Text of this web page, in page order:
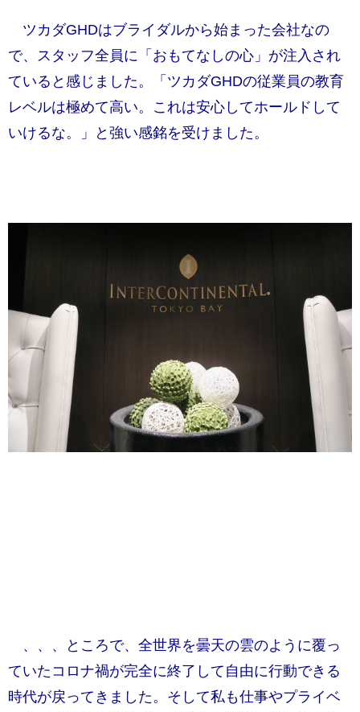
ツカダGHDはブライダルから始まった会社なの
で、スタッフ全員に「おもてなしの心」が注入され
ていると感じました。「ツカダGHDの従業員の教育
レベルは極めて高い。これは安心してホールドして
いけるな。」と強い感銘を受けました。
、、、ところで、全世界を曇天の雲のように覆っ
ていたコロナ禍が完全に終了して自由に行動できる
時代が戻ってきました。そして私も仕事やプライベ